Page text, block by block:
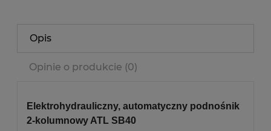
Opis
Opinie o produkcie (0)
Elektrohydrauliczny, automatyczny podnośnik
2-kolumnowy ATL SB40